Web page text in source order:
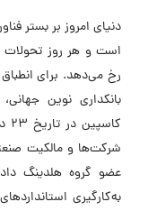
دنیای امروز بر بستر
است و هر روز تحولات
رخ می‌دهد. برای انطباق
بانکداری نوین
شرکت‌ها و مالکیت
عضو گروه هلدینگ
به‌کارگیری